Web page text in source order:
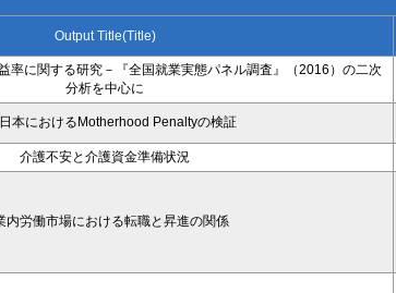
Output Title(Title)
率に関する研究－『全国就業実態パネル調査』（2016）の二次
分析を中心に
本におけるMotherhood Penaltyの検証
介護不安と介護資金準備状況
内労働市場における転職と昇進の関係